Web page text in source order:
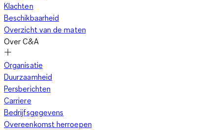
Klachten
Beschikbaarheid
Overzicht van de maten
Over C&A
Organisatie
Duurzaamheid
Persberichten
Carriere
Bedrijfsgegevens
Overeenkomst herroepen